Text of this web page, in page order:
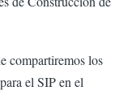
compartiremos los
el SIP en el